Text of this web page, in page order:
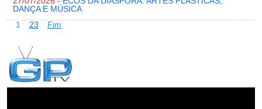
DANÇA E MÚSICA
1
23 Fim